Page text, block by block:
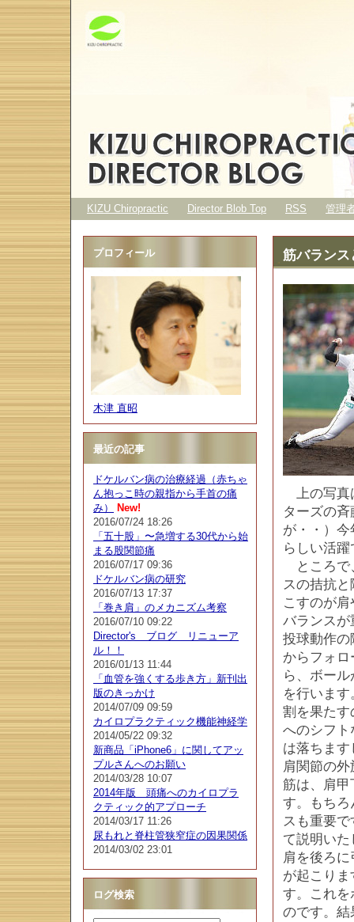
KIZU Chiropractic Director Blob Top RSS 管理
筋バラン
上の写真
ターズの
が・・）
らしい活
ところで
スの拮抗
こすのが
バランスが
投球動作の
からフォ
ら、ボー
を行いま
割を果たす
へのシフト
は落ちま
肩関節の
筋は、肩甲
す。もちろ
スも重要
て説明いた
肩を後ろ
が起こり
す。これを
のです。結
プロフィール
木津 直昭
最近の記事
ドケルバン病の治療経過（赤ちゃ
ん抱っこ時の親指から手首の痛
み）
New!
2016/07/24 18:26
「五十股」〜急増する30代から始
まる股関節痛
2016/07/17 09:36
ドケルバン病の研究
2016/07/13 17:37
「巻き肩」のメカニズム考察
2016/07/10 09:22
Director's ブログ リニューア
ル！！
2016/01/13 11:44
「血管を強くする歩き方」新刊出
版のきっかけ
2014/07/09 09:59
カイロプラクティック機能神経学
2014/05/22 09:32
新商品「iPhone6」に関してアッ
プルさんへのお願い
2014/03/28 10:07
2014年版 頭痛へのカイロプラ
クティック的アプローチ
2014/03/17 11:26
尿もれと脊柱管狭窄症の因果関係
2014/03/02 23:01
ログ検索